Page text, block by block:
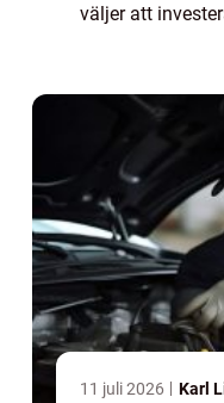
väljer att
markna...
11 juli 2026 Karl